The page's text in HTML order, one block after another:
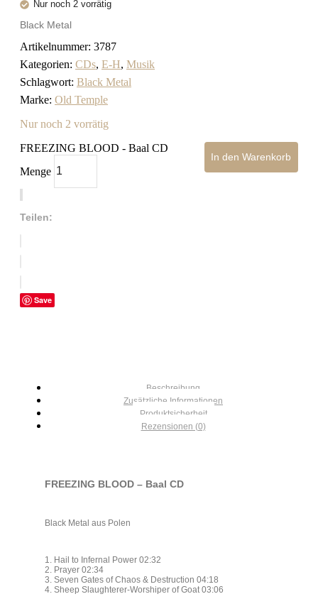
Nur noch 2 vorrätig
Black Metal
Artikelnummer: 3787
Kategorien: CDs, E-H, Musik
Schlagwort: Black Metal
Marke: Old Temple
Nur noch 2 vorrätig
FREEZING BLOOD - Baal CD
Menge
In den Warenkorb
Teilen:
Save
Beschreibung
Zusätzliche Informationen
Produktsicherheit
Rezensionen (0)
FREEZING BLOOD – Baal CD
Black Metal aus Polen
1. Hail to Infernal Power 02:32
2. Prayer 02:34
3. Seven Gates of Chaos & Destruction 04:18
4. Sheep Slaughterer-Worshiper of Goat 03:06